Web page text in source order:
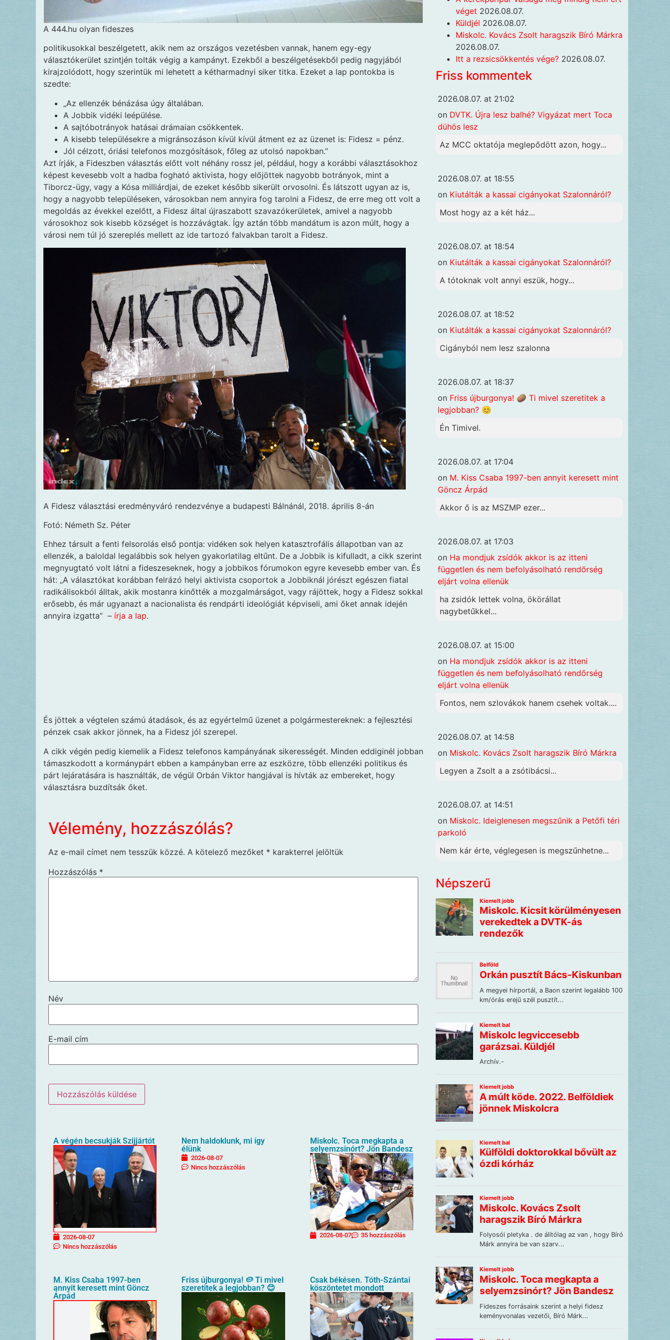
A 444.hu olyan fideszes
politikusokkal beszélgetett, akik nem az országos vezetésben vannak, hanem egy-egy
választókerület szintjén tolták végig a kampányt. Ezekből a beszélgetésekből pedig nagyjából
kirajzolódott, hogy szerintük mi lehetett a kétharmadnyi siker titka. Ezeket a lap pontokba is
szedte:
„Az ellenzék bénázása úgy általában.
A Jobbik vidéki leépülése.
A sajtóbotrányok hatásai drámaian csökkentek.
A kisebb településekre a migránsozáson kívül kívül átment ez az üzenet is: Fidesz = pénz.
Jól célzott, óriási telefonos mozgósítások, főleg az utolsó napokban.”
Azt írják, a Fideszben választás előtt volt néhány rossz jel, például, hogy a korábbi választásokhoz
képest kevesebb volt a hadba fogható aktivista, hogy előjöttek nagyobb botrányok, mint a
Tiborcz-ügy, vagy a Kósa milliárdjai, de ezeket később sikerült orvosolni. És látszott ugyan az is,
hogy a nagyobb településeken, városokban nem annyira fog tarolni a Fidesz, de erre meg ott volt a
megoldás az évekkel ezelőtt, a Fidesz által újraszabott szavazókerületek, amivel a nagyobb
városokhoz sok kisebb községet is hozzávágtak. Így aztán több mandátum is azon múlt, hogy a
városi nem túl jó szereplés mellett az ide tartozó falvakban tarolt a Fidesz.
A Fidesz választási eredményváró rendezvénye a budapesti Bálnánál, 2018. április 8-án
Fotó: Németh Sz. Péter
Ehhez társult a fenti felsorolás első pontja: vidéken sok helyen katasztrofális állapotban van az
ellenzék, a baloldal legalábbis sok helyen gyakorlatilag eltűnt. De a Jobbik is kifulladt, a cikk szerint
megnyugtató volt látni a fideszeseknek, hogy a jobbikos fórumokon egyre kevesebb ember van. És
hát: „A választókat korábban felrázó helyi aktivista csoportok a Jobbiknál jórészt egészen fiatal
radikálisokból álltak, akik mostanra kinőtték a mozgalmárságot, vagy rájöttek, hogy a Fidesz sokkal
erősebb, és már ugyanazt a nacionalista és rendpárti ideológiát képviseli, ami őket annak idején
annyira izgatta” – írja a lap.
És jöttek a végtelen számú átadások, és az egyértelmű üzenet a polgármestereknek: a fejlesztési
pénzek csak akkor jönnek, ha a Fidesz jól szerepel.
A cikk végén pedig kiemelik a Fidesz telefonos kampányának sikerességét. Minden eddiginél jobban
támaszkodott a kormánypárt ebben a kampányban erre az eszközre, több ellenzéki politikus és
párt lejáratására is használták, de végül Orbán Viktor hangjával is hívták az embereket, hogy
választásra buzdítsák őket.
Vélemény, hozzászólás?
Az e-mail címet nem tesszük közzé. A kötelező mezőket * karakterrel jelöltük
Hozzászólás *
Név
E-mail cím
A végén becsukják Szijjártót
2026-08-07
Nincs hozzászólás
Nem haldoklunk, mi így
élünk
2026-08-07
Nincs hozzászólás
Miskolc. Toca megkapta a
selyemzsinórt? Jön Bandesz
2026-08-07 35 hozzászólás
M. Kiss Csaba 1997-ben
annyit keresett mint Göncz
Árpád
Friss újburgonya! 🥔 Ti mivel
szeretitek a legjobban? 😊
Csak békésen. Tóth-Szántai
köszöntetet mondott
véget 2026.08.07.
Küldjél 2026.08.07.
Miskolc. Kovács Zsolt haragszik Bíró Márkra
2026.08.07.
Itt a rezsicsökkentés vége? 2026.08.07.
Friss kommentek
2026.08.07. at 21:02
on DVTK. Újra lesz balhé? Vigyázat mert Toca
dühös lesz
Az MCC oktatója meglepődött azon, hogy...
2026.08.07. at 18:55
on Kiutálták a kassai cigányokat Szalonnáról?
Most hogy az a két ház...
2026.08.07. at 18:54
on Kiutálták a kassai cigányokat Szalonnáról?
A tótoknak volt annyi eszük, hogy...
2026.08.07. at 18:52
on Kiutálták a kassai cigányokat Szalonnáról?
Cigányból nem lesz szalonna
2026.08.07. at 18:37
on Friss újburgonya! 🥔 Ti mivel szeretitek a
legjobban? 😊
Én Timivel.
2026.08.07. at 17:04
on M. Kiss Csaba 1997-ben annyit keresett mint
Göncz Árpád
Akkor ő is az MSZMP ezer...
2026.08.07. at 17:03
on Ha mondjuk zsídók akkor is az itteni
független és nem befolyásolható rendőrség
eljárt volna ellenük
ha zsidók lettek volna, ökörállat
nagybetűkkel...
2026.08.07. at 15:00
on Ha mondjuk zsídók akkor is az itteni
független és nem befolyásolható rendőrség
eljárt volna ellenük
Fontos, nem szlovákok hanem csehek voltak....
2026.08.07. at 14:58
on Miskolc. Kovács Zsolt haragszik Bíró Márkra
Legyen a Zsolt a a zsótibácsi...
2026.08.07. at 14:51
on Miskolc. Ideiglenesen megszűnik a Petőfi téri
parkoló
Nem kár érte, véglegesen is megszűnhetne...
Népszerű